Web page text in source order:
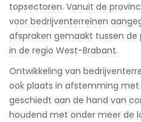
topsectoren. Vanuit de
voor bedrijventerreinen
afspraken gemaakt tussen
in de regio West-Brabant.
Ontwikkeling van
ook plaats in afstemming met
geschiedt aan de hand van
houdend met onder meer de